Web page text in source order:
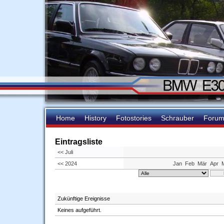
Home History Fotostories Schrauber Forum
Eintragsliste
<< Juli
<< 2024
Jan Feb Mär Apr
Zukünftige Ereignisse
Keines aufgeführt.